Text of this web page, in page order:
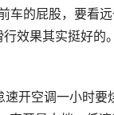
车的屁股，要看
效果其实挺好
开空调一小时